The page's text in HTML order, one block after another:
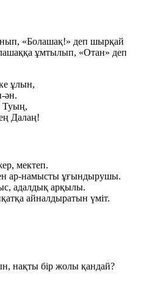
«Болашақ!» деп шырқай
ұмтылып, «Отан» деп
ұлын,
ән.
Туың,
Далаң!
мектеп.
ар-намысты ұғындырушы.
адалдық арқылы.
айналдыратын үміт.
нақты бір жолы қандай?